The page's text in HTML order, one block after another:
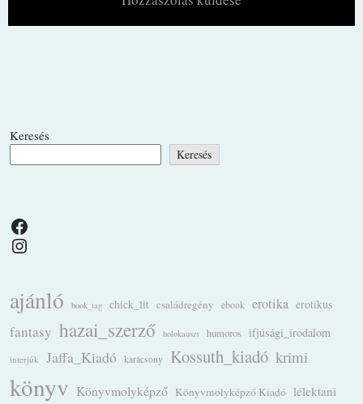
Keresés
Keresés
Facebook
Instagram
ajánló book_tag chick_lit családregény ebook erotika erotikus
fantasy hazai_szerző holokauszt humoros ifjúsági_irodalom
interjúk Jaffa_Kiadó karácsony Kossuth_kiadó krimi
könyv Könyvmolyképző Könyvmolyképző Kiadó lélektani